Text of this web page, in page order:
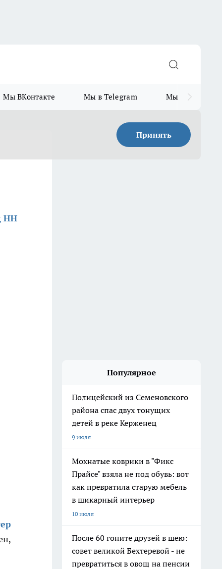
Мы ВКонтакте Мы в Telegram Мы в MAX
Принять
НН
Популярное
Полицейский из Семеновского
района спас двух тонущих
детей в реке Керженец
9 июля
Мохнатые коврики в "Фикс
Прайсе" взяла не под обувь: вот
как превратила старую мебель
в шикарный интерьер
10 июля
После 60 гоните друзей в шею:
совет великой Бехтеревой - не
превратиться в овощ на пенсии